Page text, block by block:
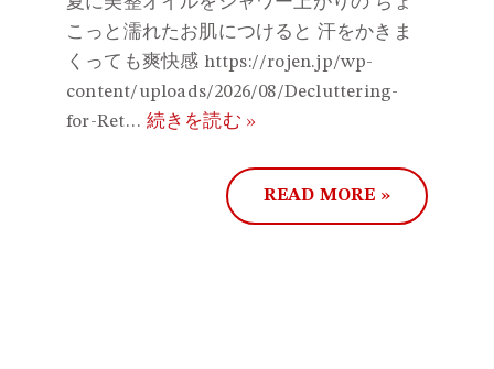
こっと濡れたお肌につけると 汗をかきま
くっても爽快感 https://rojen.jp/wp-
content/uploads/2026/08/Decluttering-
for-Ret… 続きを読む »
READ MORE »